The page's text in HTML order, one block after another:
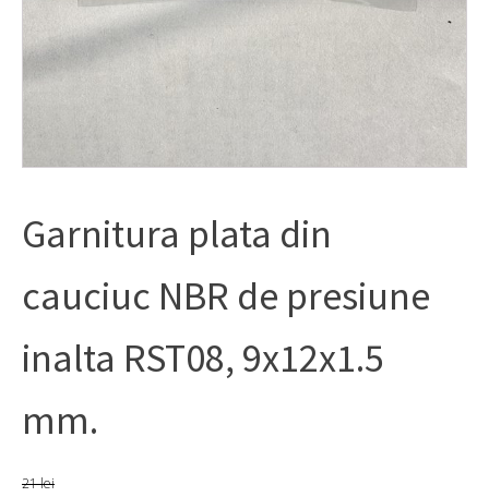
Garnitura plata din
cauciuc NBR de presiune
inalta RST08, 9x12x1.5
mm.
21lei